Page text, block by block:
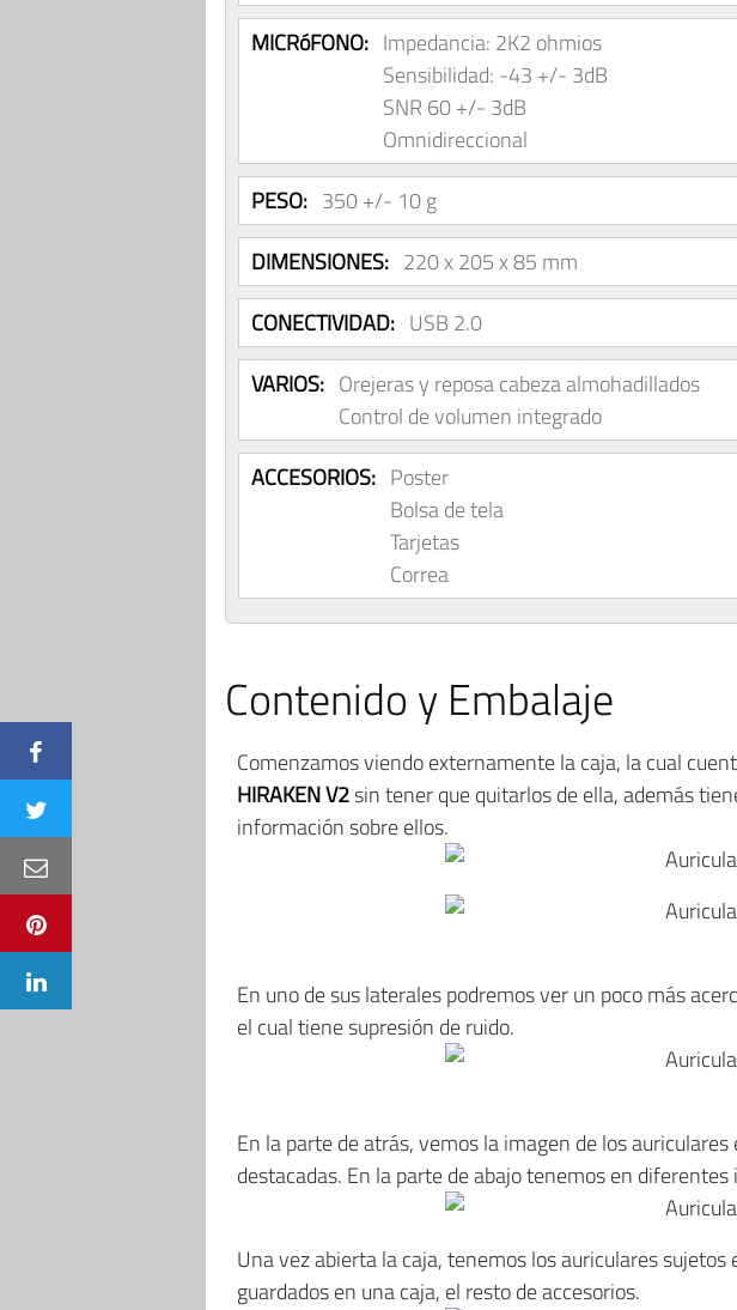
MICRóFONO: Impedancia: 2K2 ohmios
Sensibilidad: -43 +/- 3dB
SNR 60 +/- 3dB
Omnidireccional
PESO: 350 +/- 10 g
DIMENSIONES: 220 x 205 x 85 mm
CONECTIVIDAD: USB 2.0
VARIOS: Orejeras y reposa cabeza almohadillados
Control de volumen integrado
ACCESORIOS: Poster
Bolsa de tela
Tarjetas
Correa
Contenido y Embalaje
Comenzamos viendo externamente la caja, la cual
HIRAKEN V2sin tener que quitarlos de ella, además
información sobre ellos.
En uno de sus laterales podremos ver un poco más
el cual tiene supresión de ruido.
En la parte de atrás, vemos la imagen de los
destacadas. En la parte de abajo tenemos en
Una vez abierta la caja, tenemos los auriculares
guardados en una caja, el resto de accesorios.